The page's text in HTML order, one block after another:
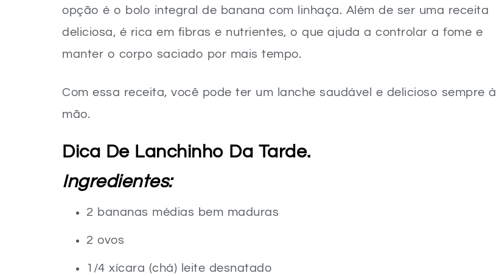
opção é o bolo integral de banana com linhaça. Além de ser uma receita
deliciosa, é rica em fibras e nutrientes, o que ajuda a controlar a fome e
manter o corpo saciado por mais tempo.
Com essa receita, você pode ter um lanche saudável e delicioso sempre à
mão.
Dica De Lanchinho Da Tarde.
Ingredientes:
2 bananas médias bem maduras
2 ovos
1/4 xícara (chá) leite desnatado